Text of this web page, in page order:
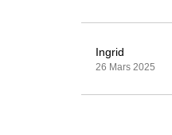
Ingrid
26 Mars 2025